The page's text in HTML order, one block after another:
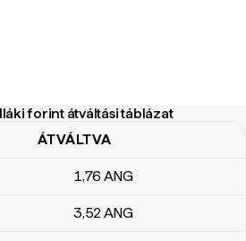
forint átváltási táblázat
forint átváltási táblázat
ÁTVÁLTVA
1,76 ANG
3,52ANG